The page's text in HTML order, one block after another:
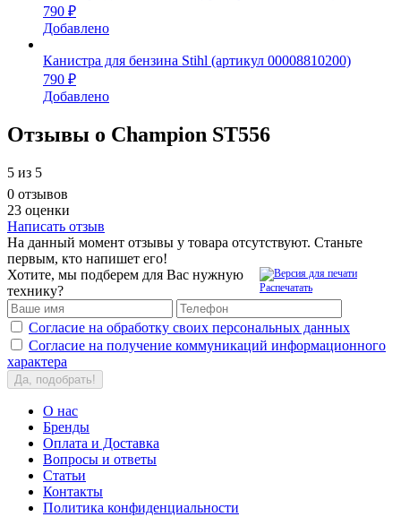
790 ₽
Добавлено
Канистра для бензина Stihl (артикул 00008810200)
790 ₽
Добавлено
Отзывы о Champion ST556
5 из 5
0 отзывов
23 оценки
Написать отзыв
На данный момент отзывы у товара отсутствуют. Станьте
первым, кто напишет его!
Распечатать
Хотите, мы подберем для Вас нужную
технику?
Согласие на обработку своих персональных данных
Согласие на получение коммуникаций информационного
характера
Да, подобрать!
О нас
Бренды
Оплата и Доставка
Вопросы и ответы
Статьи
Контакты
Политика конфиденциальности